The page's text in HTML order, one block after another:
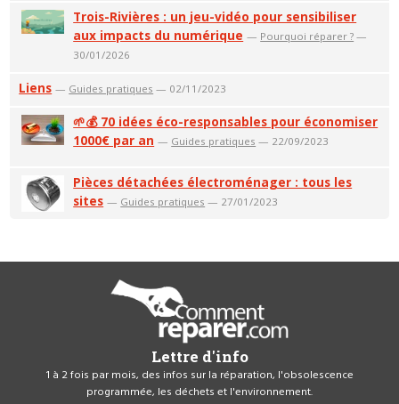
Trois-Rivières : un jeu-vidéo pour sensibiliser
aux impacts du numérique — Pourquoi réparer ? —
30/01/2026
Liens — Guides pratiques — 02/11/2023
🌱💰 70 idées éco-responsables pour économiser
1000€ par an — Guides pratiques — 22/09/2023
Pièces détachées électroménager : tous les
sites — Guides pratiques — 27/01/2023
Lettre d'info
1 à 2 fois par mois, des infos sur la réparation, l'obsolescence
programmée, les déchets et l'environnement.